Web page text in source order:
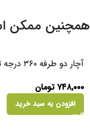
همچنین ممکن
آچار دو طرفه ۳۶۰ درجه تایگر
۷۴۸,۰۰۰ تومان
افزودن به سبد خرید